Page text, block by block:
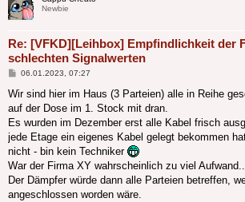
Newbie
Re: [VFKD][Leihbox] Empfindlichkeit der
schlechten Signalwerten
Beitrag
06.01.2023, 07:27
Wir sind hier im Haus (3 Parteien) alle in Reihe
auf der Dose im 1. Stock mit dran.
Es wurden im Dezember erst alle Kabel frisch
jede Etage ein eigenes Kabel gelegt bekommen
nicht - bin kein Techniker
War der Firma XY wahrscheinlich zu viel
Der Dämpfer würde dann alle Parteien betreffen,
angeschlossen worden wäre.